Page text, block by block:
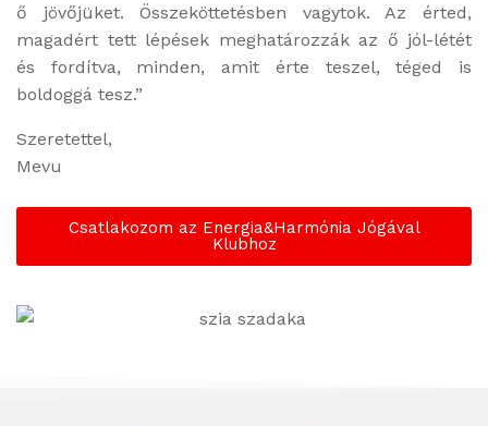
ő jövőjüket. Összeköttetésben vagytok. Az érted,
magadért tett lépések meghatározzák az ő jól-létét
és fordítva, minden, amit érte teszel, téged is
boldoggá tesz.”
Szeretettel,
Mevu
Csatlakozom az Energia&Harmónia Jógával
Klubhoz